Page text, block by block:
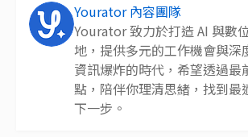
Yourator 內容團隊
Yourator 致力於打造 AI 與數
地，提供多元的工作機會與深
資訊爆炸的時代，希望透過最
點，陪伴你理清思緒，找到最
下一步。